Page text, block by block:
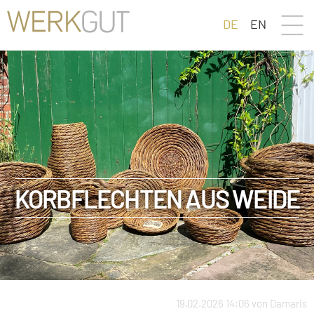
DE EN
KORBFLECHTEN AUS WEIDE
19.02.2026 14:06 von Damaris